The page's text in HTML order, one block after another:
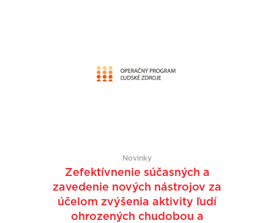
Novinky
Zefektívnenie súčasných a
zavedenie nových nástrojov za
účelom zvýšenia aktivity ľudí
ohrozených chudobou a